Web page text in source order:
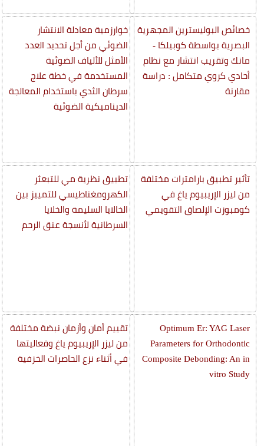
خصائص البوليسترين المجهرية
البصرية بواسطة كوبيلكا -
مانك وتقريب انتشار مع نظام
أحادي كروي متكامل : دراسة
مقارنة
تأثير تطبيق بارامترات مختلفة
من ليزر الإريبيوم ياغ في
كومبوزت الإلصاق التقويمي
Optimum Er: YAG Laser
Parameters for Orthodontic
Composite Debonding: An in
vitro Study
خوارزمية معادلة الانتشار
الضوئي من أجل تحديد العدد
الأمثل للألياف الضوئية
المستخدمة في خطة علاج
سرطان الثدي باستخدام المعالجة
الديناميكية الضوئية
تطبيق نظرية مي للتبعثر
الكهرومغناطيسي للتمييز بين
الخالايا السليمة والخلايا
السرطانية لأنسجة عنق الرحم
تقييم أمان وأزمان نبضة مختلفة
من ليزر الإريبيوم ياغ وفعاليتها
في أثناء نزع الحاصرات الخزفية